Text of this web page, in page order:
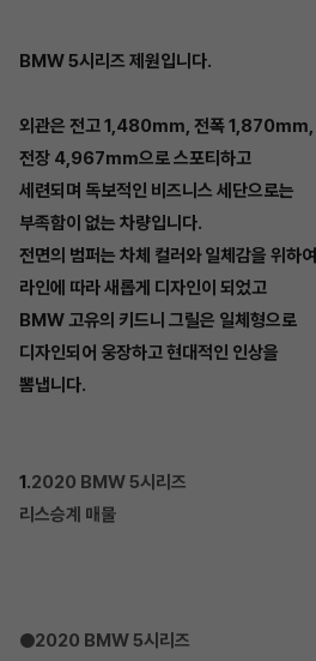
BMW 5시리즈 제원입니다.
외관은 전고 1,480mm, 전폭 1,870mm,
전장 4,967mm으로 스포티하고
세련되며 독보적인 비즈니스 세단으로는
부족함이 없는 차량입니다.
전면의 범퍼는 차체 컬러와 일체감을 위하여
라인에 따라 새롭게 디자인이 되었고
BMW 고유의 키드니 그릴은 일체형으로
디자인되어 웅장하고 현대적인 인상을
뽐냅니다.
1.2020 BMW 5시리즈
리스승계 매물
●2020 BMW 5시리즈